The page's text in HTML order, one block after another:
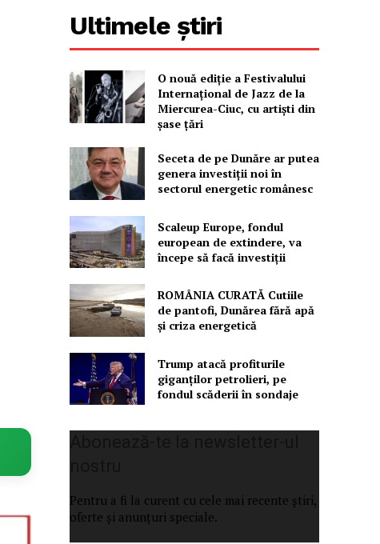
Ultimele știri
O nouă ediţie a Festivalului
Internaţional de Jazz de la
Miercurea-Ciuc, cu artişti din
şase ţări
Seceta de pe Dunăre ar putea
genera investiții noi în
sectorul energetic românesc
Scaleup Europe, fondul
european de extindere, va
începe să facă investiții
ROMÂNIA CURATĂ Cutiile
de pantofi, Dunărea fără apă
și criza energetică
Trump atacă profiturile
giganților petrolieri, pe
fondul scăderii în sondaje
Pentru a fi la curent cu cele mai recente știri,
oferte și anunțuri speciale.